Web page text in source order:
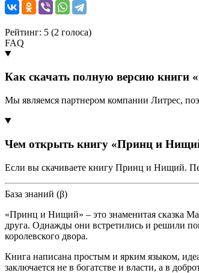
Рейтинг: 5 (2 голоса)
FAQ
Как скачать полную версию книги
Мы являемся партнером компании Литрес,
Чем открыть книгу «Принц и
Если вы скачиваете книгу Принц и Нищий.
База знаний (β)
«Принц и Нищий» – это знаменитая сказка
друга. Однажды они встретились и решили
королевского двора.
Книга написана простым и ярким языком,
заключается не в богатстве и власти, а в